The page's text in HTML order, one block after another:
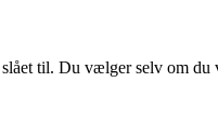
til. Du vælger selv om